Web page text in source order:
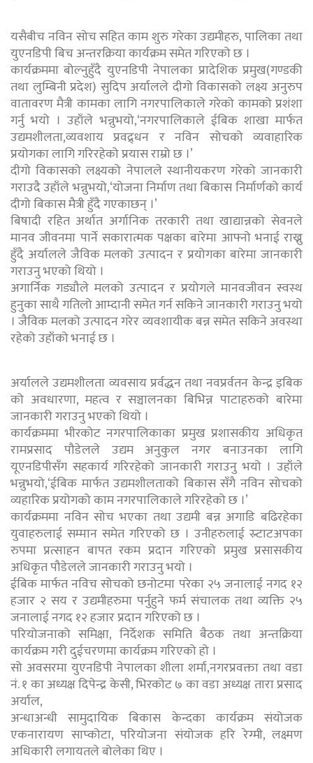
यसैबीच नविन सोच सहित काम शुरु गरेका उद्यमीहरु, पालिका तथा
युएनडिपी बिच अन्तरक्रिया कार्यक्रम समेत गरिएको छ ।
कार्यक्रममा बोल्नुहुँदै युएनडिपी नेपालका प्रादेशिक प्रमुख(गण्डकी
तथा लुम्बिनी प्रदेश) सुदिप अर्यालले दीगो विकासको लक्ष्य अनुरुप
वातावरण मैत्री कामका लागि नगरपालिकाले गरेको कामको प्रशंशा
गर्नु भयो । उहाँले भन्नुभयो,‘नगरपालिकाले ईबिक शाखा मार्फत
उद्यमशीलता,व्यवशाय प्रवद्र्धन र नविन सोचको व्यवाहारिक
प्रयोगका लागि गरिरहेको प्रयास राम्रो छ ।’
दीगो विकासको लक्ष्यको नेपालले स्थानीयकरण गरेको जानकारी
गराउदै उहाँले भन्नुभयो,‘योजना निर्माण तथा बिकास निर्मार्णको कार्य
दीगो बिकास मैत्री हुँदै गएकाछन् ।’
बिषादी रहित अर्थात अर्गानिक तरकारी तथा खाद्यान्नको सेवनले
मानव जीवनमा पार्ने सकारात्मक पक्षका बारेमा आफ्नो भनाई राख्नु
हुँदै अर्यालले जैविक मलको उत्पादन र प्रयोगका बारेमा जानकारी
गराउनु भएको थियो ।
अगार्निक गड्यौले मलको उत्पादन र प्रयोगले मानवजीवन स्वस्थ
हुनुका साथै गतिलो आम्दानी समेत गर्न सकिने जानकारी गराउनु भयो
। जैविक मलको उत्पादन गरेर व्यवशायीक बन्न समेत सकिने अवस्था
रहेको उहाँको भनाई छ ।
अर्यालले उद्यमशीलता व्यवसाय प्रर्वद्धन तथा नवप्रर्वतन केन्द्र इबिक
को अवधारणा, महत्व र सञ्चालनका बिभिन्न पाटाहरुको बारेमा
जानकारी गराउनु भएको थियो ।
कार्यक्रममा भीरकोट नगरपालिकाका प्रमुख प्रशासकीय अधिकृत
रामप्रसाद पौडेलले उद्यम अनुकुल नगर बनाउनका लागि
यूएनडिपीसँग सहकार्य गरिरहेको जानकारी गराउनु भयो । उहाँले
भन्नुभयो,‘ईबिक मार्फत उद्यमशीलताको बिकास सँगै नविन सोचको
व्यहारिक प्रयोगको काम नगरपालिकाले गरिरहेको छ ।’
कार्यक्रममा नविन सोच भएका तथा उद्यमी बन्न अगाडि बढिरहेका
युवाहरुलाई सम्मान समेत गरिएको छ । उनीहरुलाई स्र्टाटअपका
रुपमा प्रत्साहन बापत रकम प्रदान गरिएको प्रमुख प्रसासकीय
अधिकृत पौडेलले जानकारी गराउनु भयो ।
ईबिक मार्फत नविच सोचको छनोटमा परेका २५ जनालाई नगद १२
हजार २ सय र उद्यमीहरुमा पर्नुहुने फर्म संचालक तथा व्यक्ति २५
जनालाई नगद १२ हजार प्रदान गरिएको छ ।
परियोजनाको समिक्षा, निर्देशक समिति बैठक तथा अन्तक्रिया
कार्यक्रम गरी दुईचरणमा कार्यक्रम गरिएको हो ।
सो अवसरमा युएनडिपी नेपालका शीला शर्मा,नगरप्रवक्ता तथा वडा
नं. १ का अध्यक्ष दिपेन्द्र केसी, भिरकोट ७ का वडा अध्यक्ष तारा प्रसाद
अर्याल,
अन्धाअन्धी सामुदायिक बिकास केन्दका कार्यक्रम संयोजक
एकनारायण साप्कोटा, परियोजना संयोजक हरि रेग्मी, लक्ष्मण
अधिकारी लगायतले बोलेका थिए ।